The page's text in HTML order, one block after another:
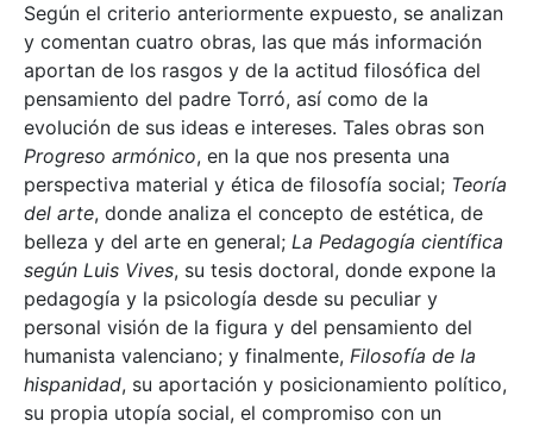
Según el criterio anteriormente expuesto, se analizan
y comentan cuatro obras, las que más información
aportan de los rasgos y de la actitud filosófica del
pensamiento del padre Torró, así como de la
evolución de sus ideas e intereses. Tales obras son
Progreso armónico, en la que nos presenta una
perspectiva material y ética de filosofía social; Teoría
del arte, donde analiza el concepto de estética, de
belleza y del arte en general; La Pedagogía científica
según Luis Vives, su tesis doctoral, donde expone la
pedagogía y la psicología desde su peculiar y
personal visión de la figura y del pensamiento del
humanista valenciano; y finalmente, Filosofía de la
hispanidad, su aportación y posicionamiento político,
su propia utopía social, el compromiso con un